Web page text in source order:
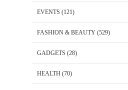
EVENTS (121)
FASHION & BEAUTY (529)
GADGETS (28)
HEALTH (70)